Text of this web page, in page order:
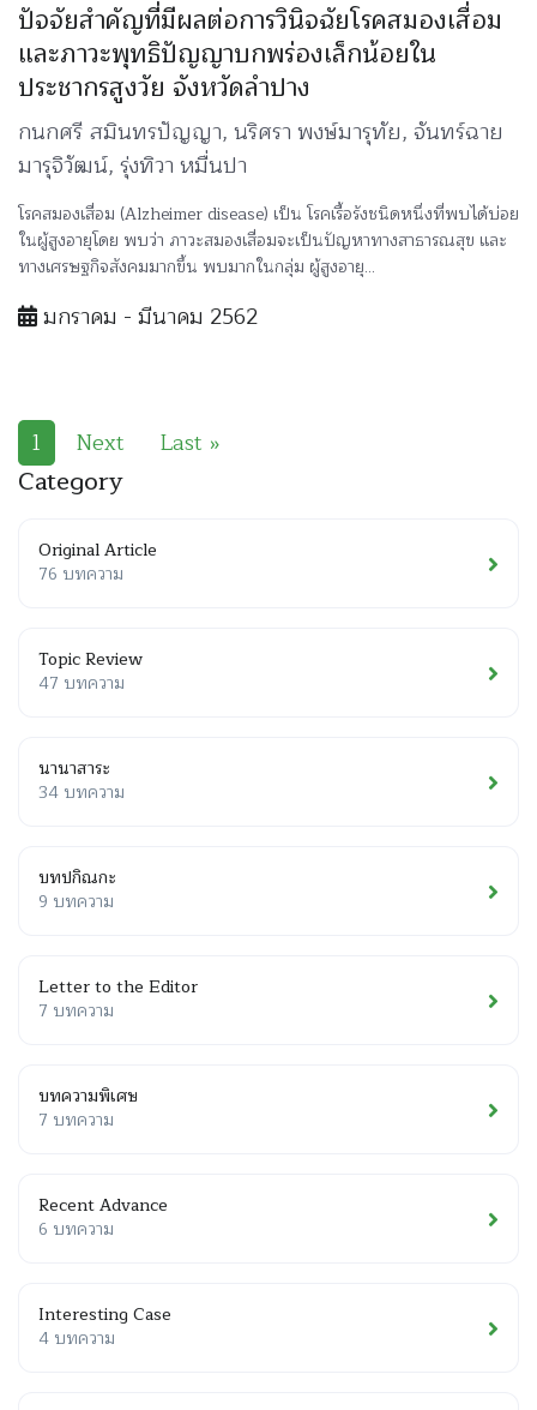
ปัจจัยสำคัญที่มีผลต่อการวินิจฉัยโรคสมองเสื่อม
และภาวะพุทธิปัญญาบกพร่องเล็กน้อยใน
ประชากรสูงวัย จังหวัดลำปาง
กนกศรี สมินทรปัญญา, นริศรา พงษ์มารุทัย, จันทร์ฉาย
มารุจิวัฒน์, รุ่งทิวา หมื่นปา
โรคสมองเสื่อม (Alzheimer disease) เป็น โรคเรื้อรังชนิดหนึ่งที่พบได้บ่อย
ในผู้สูงอายุโดย พบว่า ภาวะสมองเสื่อมจะเป็นปัญหาทางสาธารณสุข และ
ทางเศรษฐกิจสังคมมากขึ้น พบมากในกลุ่ม ผู้สูงอายุ...
มกราคม - มีนาคม 2562
1 Next Last »
Category
Original Article
76 บทความ
Topic Review
47 บทความ
นานาสาระ
34 บทความ
บทปกิณกะ
9 บทความ
Letter to the Editor
7 บทความ
บทความพิเศษ
7 บทความ
Recent Advance
6 บทความ
Interesting Case
4 บทความ